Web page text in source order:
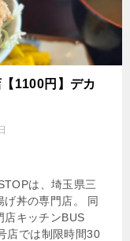
1100円】デカ
は、埼玉県三
丼の専門店。 同
店キッチンBUS
店では制限時間30